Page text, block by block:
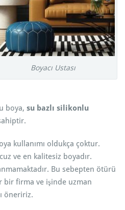
Boyacı Ustası
boya, su bazlı silikonlu
kullanımı oldukça çoktur.
ve en kalitesiz boyadır.
Bu sebepten ötürü
bir firma ve işinde uzman
öneririz.